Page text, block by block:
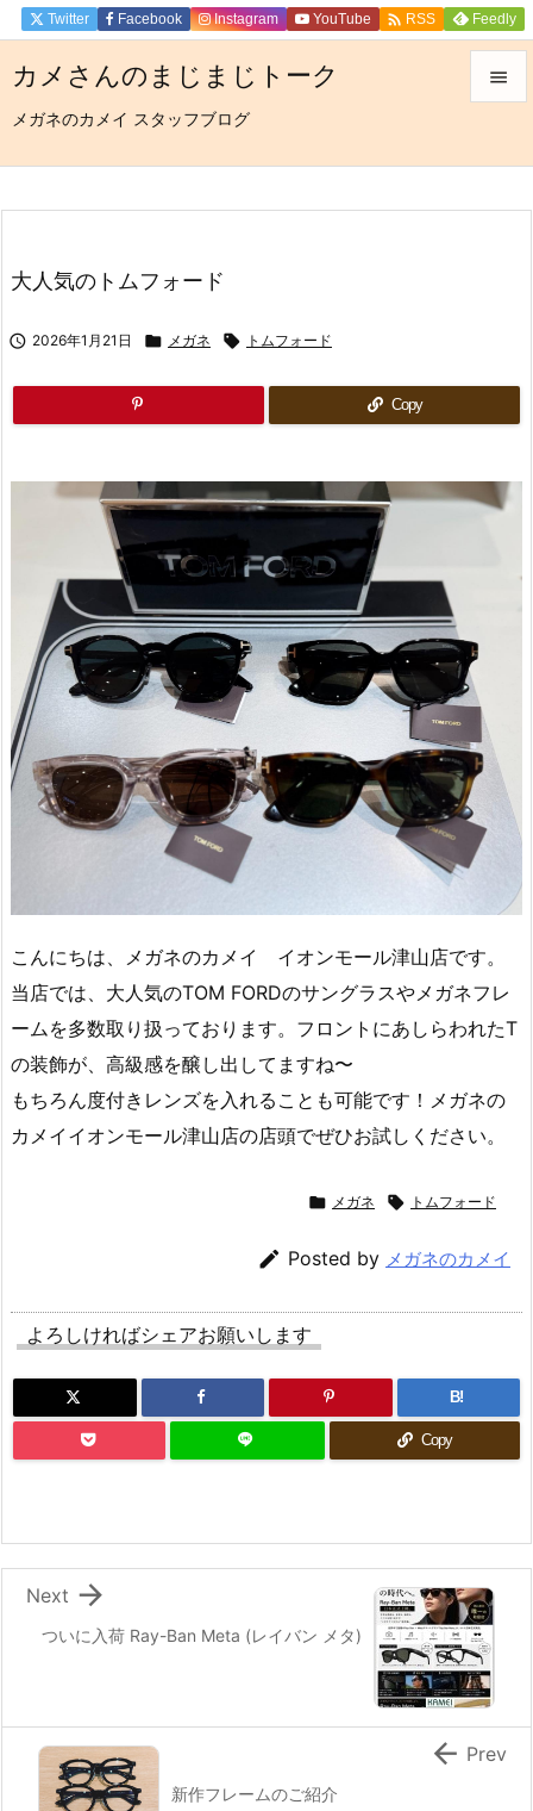
カメさんのまじまじトーク
メガネのカメイ スタッフブログ

サイド
Twitter Facebook Instagram YouTube  RSS Feedly
大人気のトムフォード
 2026年1月21日  メガネ  トムフォード
Copy
こんにちは、メガネのカメイ イオンモール津山店です。
当店では、大人気のTOM FORDのサングラスやメガネフレ
ームを多数取り扱っております。フロントにあしらわれたT
の装飾が、高級感を醸し出してますね〜
もちろん度付きレンズを入れることも可能です！メガネの
カメイイオンモール津山店の店頭でぜひお試しください。
 メガネ  トムフォード
 Posted by メガネのカメイ
よろしければシェアお願いします
B!
Copy
ついに入荷 Ray-Ban Meta (レイバン メタ)

Next
新作フレームのご紹介
 Prev